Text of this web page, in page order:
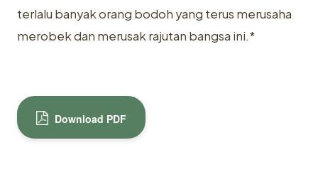
terlalu banyak orang bodoh yang terus merusaha
merobek dan merusak rajutan bangsa ini.*
Download PDF